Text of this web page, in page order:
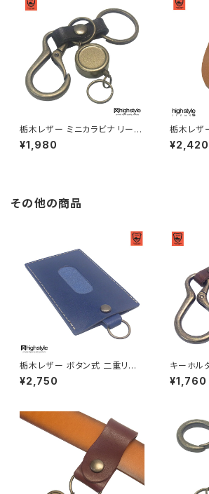
栃木レザー ミニカラビナ リール
キー 二重リング アンティークカ
ラー キーホルダー hs-yam-7
¥1,980
栃木レザ
ートルタ
バーカラ
¥2,420
その他の商品
栃木レザー ボタン式 二重リン
グ付き 1枚収納 ベースグレード
パスケース hs-kit-1920
¥2,750
キーホル
ンカラビ
クラブタ
¥1,760